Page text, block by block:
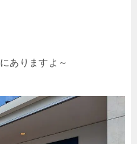
ありますよ～